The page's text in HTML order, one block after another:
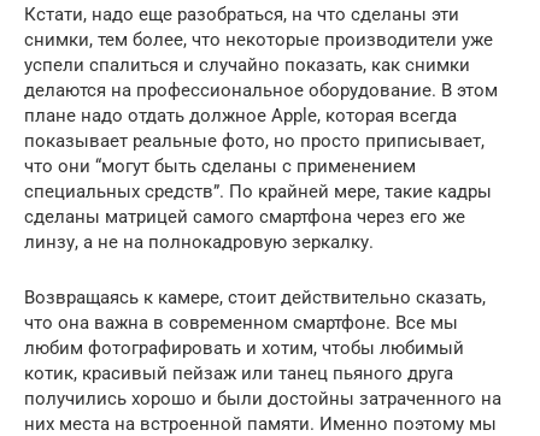
Кстати, надо еще разобраться, на что сделаны эти
снимки, тем более, что некоторые производители уже
успели спалиться и случайно показать, как снимки
делаются на профессиональное оборудование. В этом
плане надо отдать должное Apple, которая всегда
показывает реальные фото, но просто приписывает,
что они “могут быть сделаны с применением
специальных средств”. По крайней мере, такие кадры
сделаны матрицей самого смартфона через его же
линзу, а не на полнокадровую зеркалку.
Возвращаясь к камере, стоит действительно сказать,
что она важна в современном смартфоне. Все мы
любим фотографировать и хотим, чтобы любимый
котик, красивый пейзаж или танец пьяного друга
получились хорошо и были достойны затраченного на
них места на встроенной памяти. Именно поэтому мы